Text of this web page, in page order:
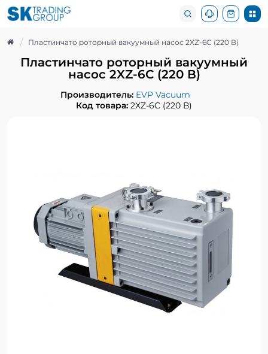
Пластинчато роторный вакуумный насос 2XZ-6C (220 В)
Пластинчато роторный вакуумный
насос 2XZ-6C (220 В)
Производитель: EVP Vacuum
Код товара: 2XZ-6C (220 В)